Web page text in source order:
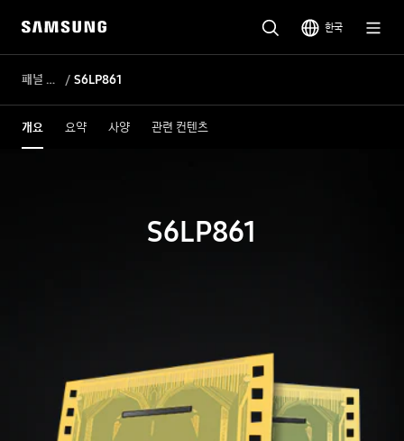
한국
패널 DDI S6LP861
개요 요약 사양 관련 컨텐츠
S6LP861